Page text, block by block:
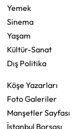
Yemek
Sinema
Yaşam
Kültür-Sanat
Dış Politika
Köşe Yazarları
Foto Galeriler
Manşetler Sayfası
İstanbul Borsası